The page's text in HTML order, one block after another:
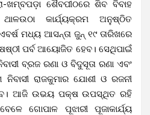
ଖମ୍ବପଡ଼ା ଶୈବପୀଠରେ ଶିବ ବିବାହ
କାର୍ଯ୍ୟକ୍ରମ ଅନୁଷ୍ଠିତ
ମଧ୍ୟ ଆସନ୍ତା ଜୁନ୍ ୧୯ ତାରିଖରେ
ପର୍ବ ଆୟୋଜିତ ହେବ। ସେଥିପାଇଁ
ବ୍ରଜ ରଣା ଓ ବିଦୁସୂତା ରଣା ଏବଂ
ନିବାସୀ ରାଜକୁମାର ଯୋଶୀ ଓ ରଜନୀ
ଆଜି ଉଭୟ ପକ୍ଷ ଉପସ୍ଥିତ ରହି
ଗୋପାଳ ପୂଝାରୀ ପୂଜାକାର୍ଯ୍ୟ